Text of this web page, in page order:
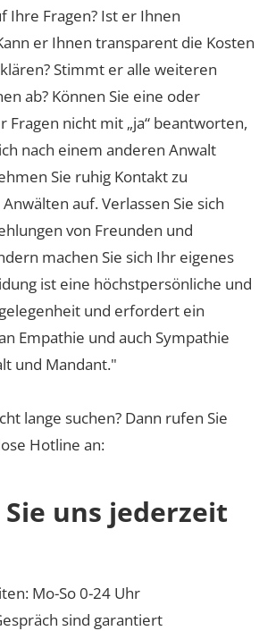
Ihre Fragen? Ist er Ihnen
er Ihnen transparent die Kosten
Stimmt er alle weiteren
ab? Können Sie eine oder
Fragen nicht mit „ja“ beantworten,
nach einem anderen Anwalt
Sie ruhig Kontakt zu
auf. Verlassen Sie sich
von Freunden und
machen Sie sich Ihr eigenes
ist eine höchstpersönliche und
und erfordert ein
Empathie und auch Sympathie
und Mandant."
lange suchen? Dann rufen Sie
Hotline an:
uns jederzeit
Mo-So 0-24 Uhr
sind garantiert